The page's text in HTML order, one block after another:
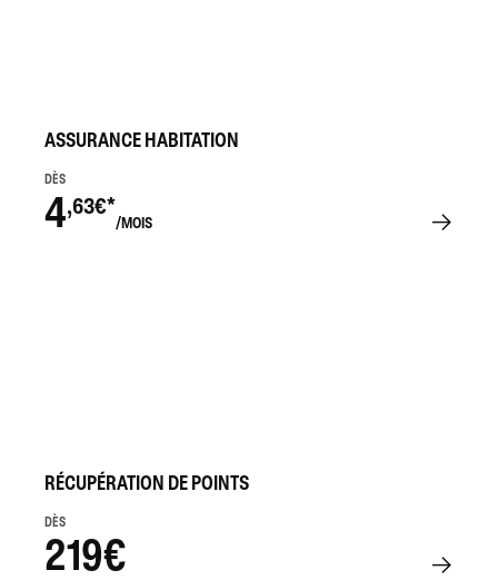
ASSURANCE HABITATION
DÈS
4,63€*
/MOIS
RÉCUPÉRATION DE POINTS
DÈS
219€